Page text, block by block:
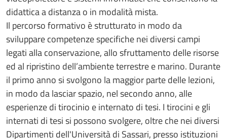
didattica a distanza o in modalità mista.
Il percorso formativo è strutturato in modo da
sviluppare competenze specifiche nei diversi campi
legati alla conservazione, allo sfruttamento delle risorse
ed al ripristino dell’ambiente terrestre e marino. Durante
il primo anno si svolgono la maggior parte delle lezioni,
in modo da lasciar spazio, nel secondo anno, alle
esperienze di tirocinio e internato di tesi. I tirocini e gli
internati di tesi si possono svolgere, oltre che nei diversi
Dipartimenti dell'Università di Sassari, presso istituzioni